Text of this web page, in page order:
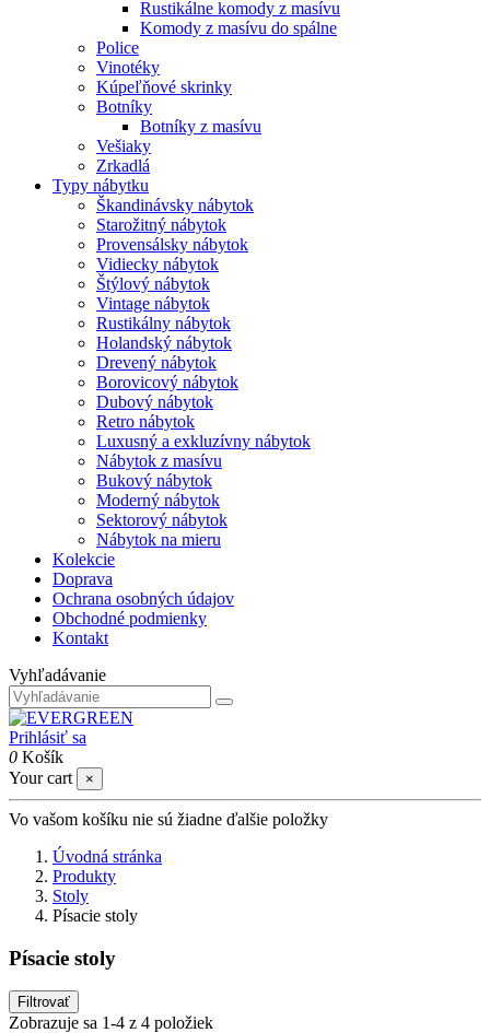
Rustikálne komody z masívu
Komody z masívu do spálne
Police
Vinotéky
Kúpeľňové skrinky
Botníky
Botníky z masívu
Vešiaky
Zrkadlá
Typy nábytku
Škandinávsky nábytok
Starožitný nábytok
Provensálsky nábytok
Vidiecky nábytok
Štýlový nábytok
Vintage nábytok
Rustikálny nábytok
Holandský nábytok
Drevený nábytok
Borovicový nábytok
Dubový nábytok
Retro nábytok
Luxusný a exkluzívny nábytok
Nábytok z masívu
Bukový nábytok
Moderný nábytok
Sektorový nábytok
Nábytok na mieru
Kolekcie
Doprava
Ochrana osobných údajov
Obchodné podmienky
Kontakt
Vyhľadávanie
Prihlásiť sa
0 Košík
Your cart
×
Vo vašom košíku nie sú žiadne ďalšie položky
Úvodná stránka
Produkty
Stoly
Písacie stoly
Písacie stoly
Filtrovať
Zobrazuje sa 1-4 z 4 položiek